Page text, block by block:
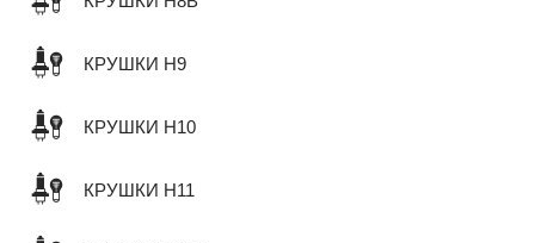
КРУШКИ H9
КРУШКИ H10
КРУШКИ H11